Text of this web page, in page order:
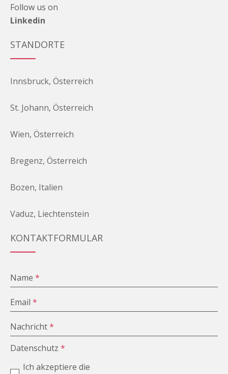
Follow us on
Linkedin
STANDORTE
Innsbruck, Österreich
St. Johann, Österreich
Wien, Österreich
Bregenz, Österreich
Bozen, Italien
Vaduz, Liechtenstein
KONTAKTFORMULAR
Name*
Email*
Nachricht*
Datenschutz*
Ich akzeptiere die